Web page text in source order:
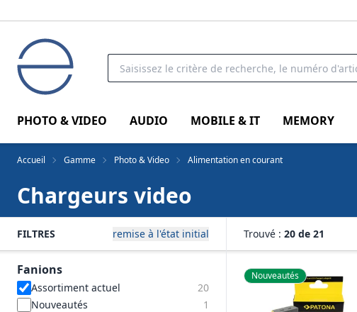
PHOTO & VIDEO AUDIO MOBILE & IT MEMORY
Accueil Gamme Photo & Video Alimentation en courant
Chargeurs video
FILTRES remise à l'état initial
Fanions
Assortiment actuel
20
Nouveautés
1
Trouvé : 20 de 21
Nouveautés